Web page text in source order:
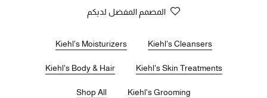
الشيخوخة وتهيج البشرة والحساسية وحبّ الشباب والتصبّغات الناتجة عن
البشرة، والكثير من المنتجات الراقية الأخرى للبشرة والشعر والجسم.
المصمم المفضل لديكم
Kiehl's Cleansers
Kiehl's Moisturizers
Kiehl's Skin Treatments
Kiehl's Body & Hair
Kiehl's Grooming
Shop All